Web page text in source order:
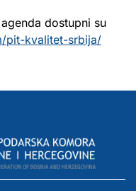
dostupni su
pit-kvalitet-srbija/